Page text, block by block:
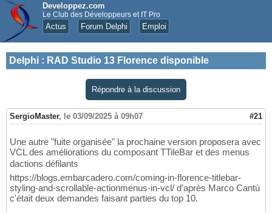
Developpez.com
Le Club des Développeurs et IT Pro
Actus Forum Delphi Emploi
Delphi : RAD Studio 13 Florence disponible
Répondre à la discussion
SergioMaster, le 03/09/2025 à 09h07 #21
Une autre "fuite organisée" la prochaine version proposera avec
VCL des améliorations du composant TTileBar et des menus
dactions défilants
https://blogs.embarcadero.com/coming-in-florence-titlebar-
styling-and-scrollable-actionmenus-in-vcl/ d'après Marco Cantù
c'était deux demandes faisant parties du top 10.